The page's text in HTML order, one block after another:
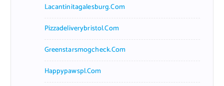
Lacantinitagalesburg.com
Pizzadeliverybristol.com
Greenstarsmogcheck.com
Happypawspl.com